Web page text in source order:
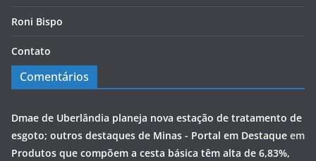
Roni Bispo
Contato
Comentários
Dmae de Uberlândia planeja nova estação de tratamento de
esgoto; outros destaques de Minas - Portal em Destaque em
Produtos que compõem a cesta básica têm alta de 6,83%,